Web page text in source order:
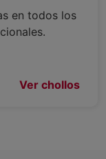
en todos los
Ver chollos